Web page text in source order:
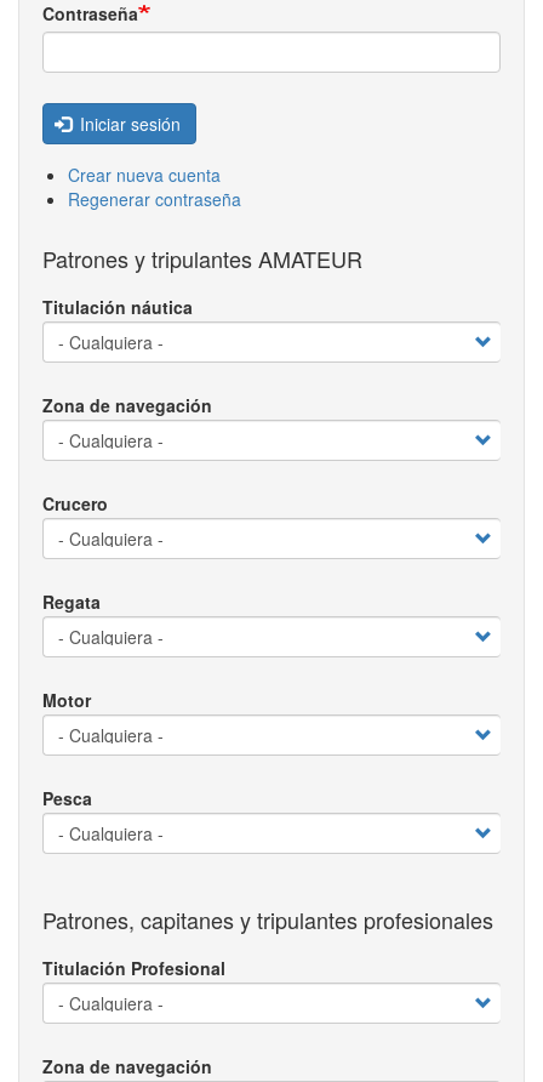
Contraseña
Iniciar sesión
Crear nueva cuenta
Regenerar contraseña
Patrones y tripulantes AMATEUR
Titulación náutica
Zona de navegación
Crucero
Regata
Motor
Pesca
Patrones, capitanes y tripulantes profesionales
Titulación Profesional
Zona de navegación